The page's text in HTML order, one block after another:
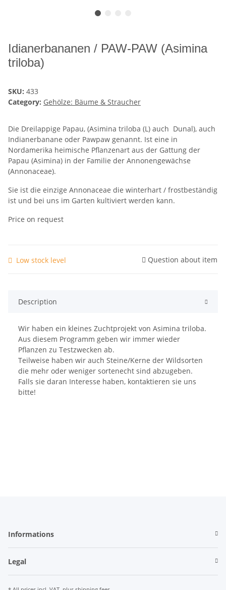
Idianerbananen / PAW-PAW (Asimina
triloba)
SKU: 433
Category: Gehölze: Bäume & Straucher
Die Dreilappige Papau, (Asimina triloba (L) auch Dunal), auch
Indianerbanane oder Pawpaw genannt. Ist eine in
Nordamerika heimische Pflanzenart aus der Gattung der
Papau (Asimina) in der Familie der Annonengewächse
(Annonaceae).
Sie ist die einzige Annonaceae die winterhart / frostbeständig
ist und bei uns im Garten kultiviert werden kann.
Price on request
Low stock level Question about item
Description
Wir haben ein kleines Zuchtprojekt von Asimina triloba.
Aus diesem Programm geben wir immer wieder
Pflanzen zu Testzwecken ab.
Teilweise haben wir auch Steine/Kerne der Wildsorten
die mehr oder weniger sortenecht sind abzugeben.
Falls sie daran Interesse haben, kontaktieren sie uns
bitte!
Informations
Legal